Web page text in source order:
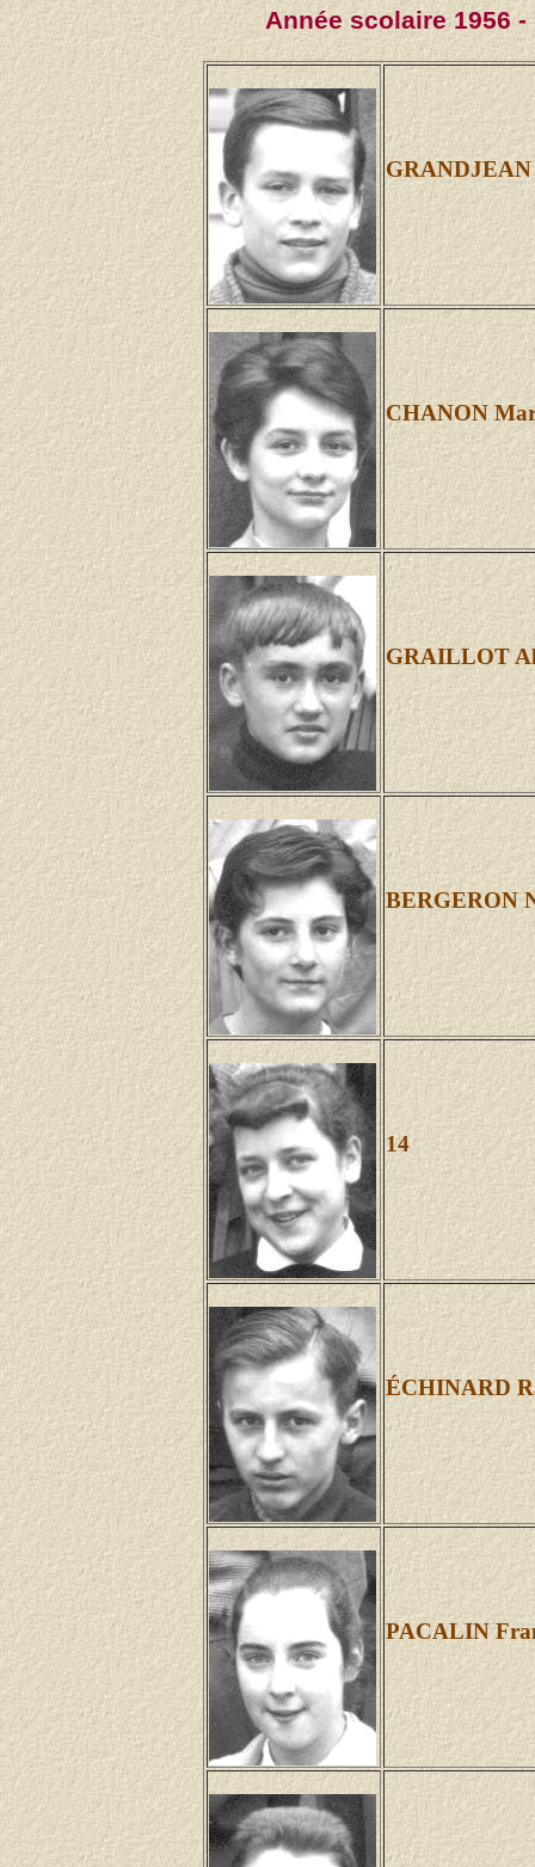
Année scolaire 1956
GRANDJEAN
CHANON
GRAILLOT
BERGERON
14
ÉCHINARD
PACALIN